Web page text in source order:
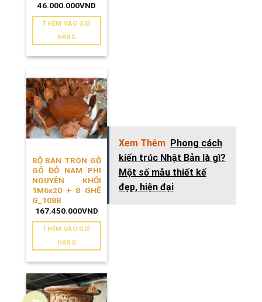
46.000.000VND
THÊM VÀO GIỎ
HÀNG
BỘ BÀN TRÒN GỖ
GÕ ĐỎ NAM PHI
NGUYÊN KHỐI
1M6x20 + 8 GHẾ
G_108B
167.450.000VND
THÊM VÀO GIỎ
HÀNG
Xem Thêm Phong cách
kiến trúc Nhật Bản là gì?
Một số mẫu thiết kế
đẹp, hiện đại